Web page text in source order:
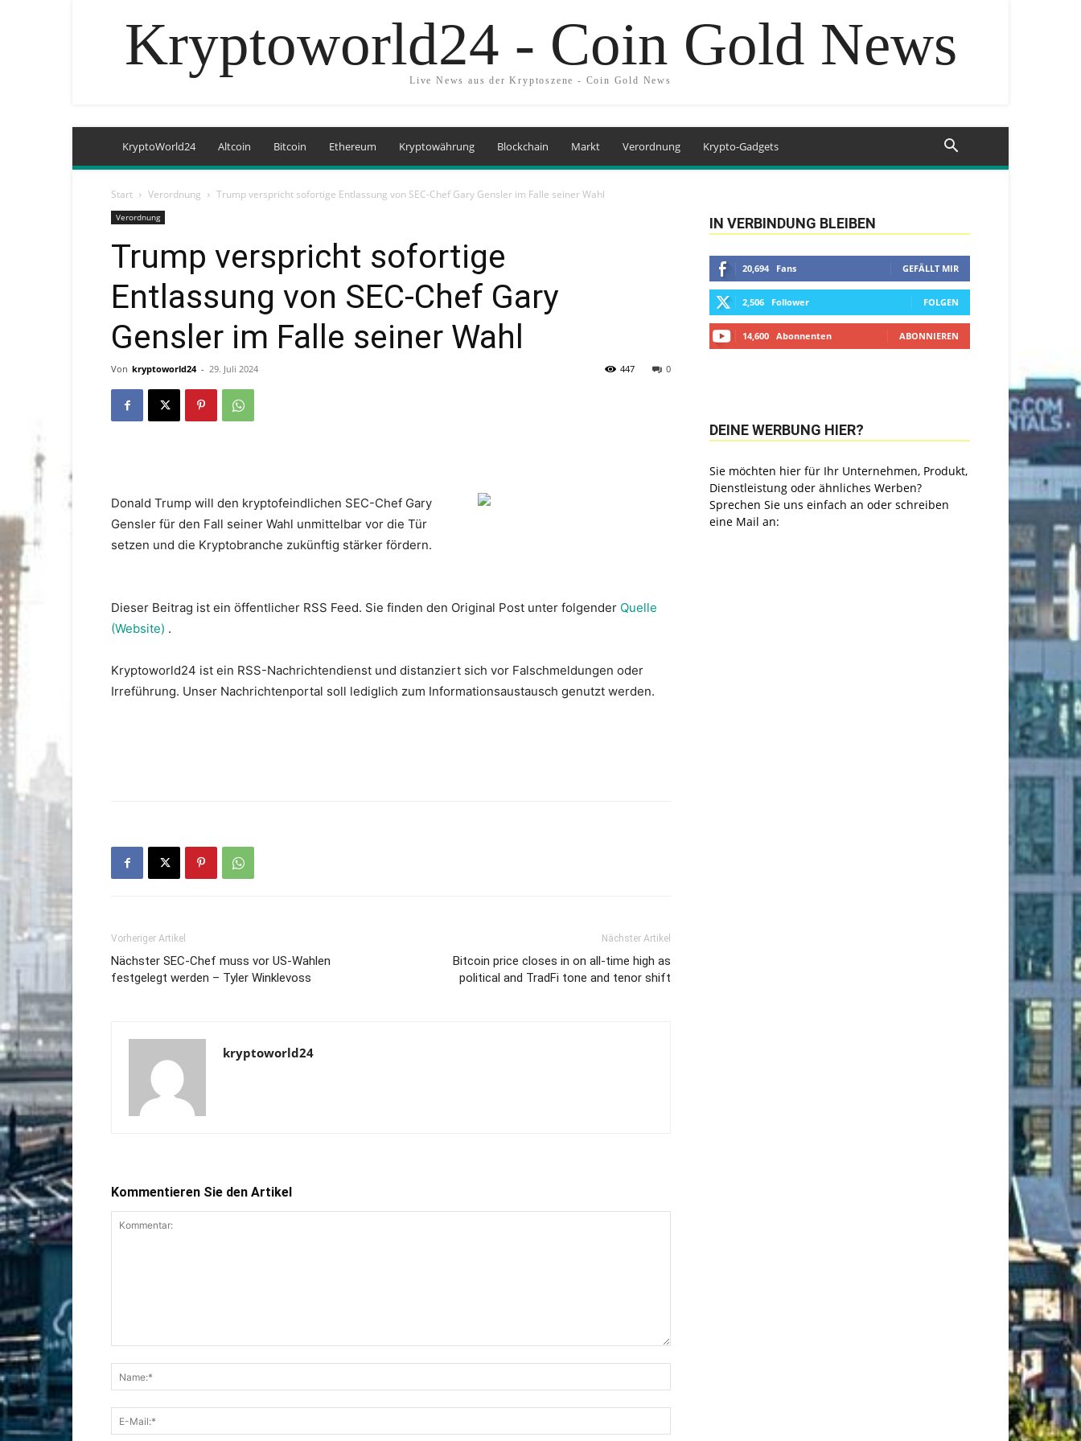
Kryptoworld24 - Coin Gold News
Live News aus der Kryptoszene - Coin Gold News
KryptoWorld24 Altcoin Bitcoin Ethereum Kryptowährung Blockchain Markt Verordnung Krypto-Gadgets
Start Verordnung Trump verspricht sofortige Entlassung von SEC-Chef Gary Gensler im Falle seiner Wahl
Verordnung
Trump verspricht sofortige
Entlassung von SEC-Chef Gary
Gensler im Falle seiner Wahl
Von kryptoworld24 - 29. Juli 2024 0
447
Donald Trump will den kryptofeindlichen SEC-Chef Gary
Gensler für den Fall seiner Wahl unmittelbar vor die Tür
setzen und die Kryptobranche zukünftig stärker fördern.
Dieser Beitrag ist ein öffentlicher RSS Feed. Sie finden den Original Post unter folgender Quelle
(Website) .
Kryptoworld24 ist ein RSS-Nachrichtendienst und distanziert sich vor Falschmeldungen oder
Irreführung. Unser Nachrichtenportal soll lediglich zum Informationsaustausch genutzt werden.
Vorheriger Artikel
Nächster SEC-Chef muss vor US-Wahlen
festgelegt werden – Tyler Winklevoss
Nächster Artikel
Bitcoin price closes in on all-time high as
political and TradFi tone and tenor shift
kryptoworld24
Kommentieren Sie den Artikel
IN VERBINDUNG BLEIBEN
20,694 Fans GEFÄLLT MIR
2,506 Follower FOLGEN
14,600 Abonnenten ABONNIEREN
DEINE WERBUNG HIER?
Sie möchten hier für Ihr Unternehmen, Produkt,
Dienstleistung oder ähnliches Werben?
Sprechen Sie uns einfach an oder schreiben
eine Mail an: